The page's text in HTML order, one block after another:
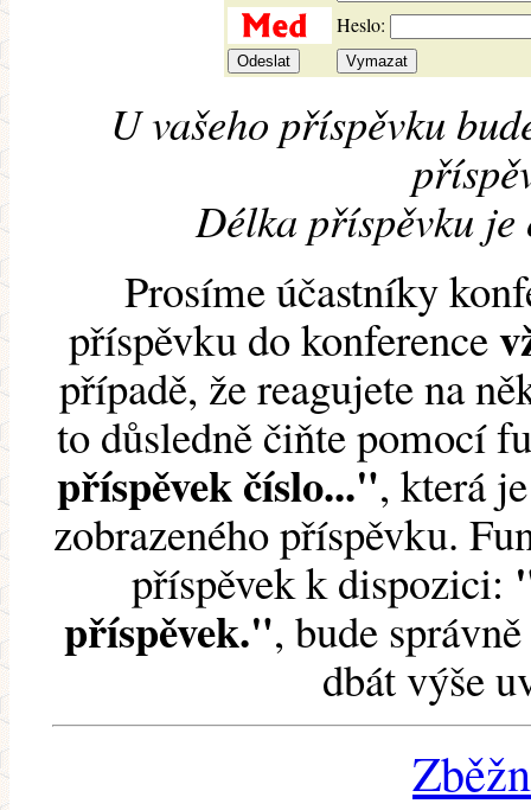
Heslo:
U vašeho příspěvku
Délka příspěvku je
Prosíme účastníky
příspěvku do konference
případě, že reagujete na
to důsledně čiňte pomocí
příspěvek číslo...", která
zobrazeného příspěvku.
příspěvek k dispozici:
příspěvek.", bude
dbát výše